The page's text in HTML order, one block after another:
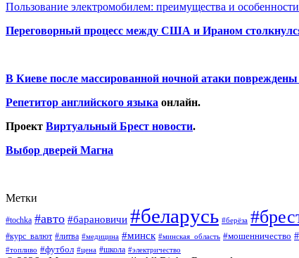
Пользование электромобилем: преимущества и особенности
Переговорный процесс между США и Ираном
В Киеве после массированной ночной атаки
Репетитор английского языка онлайн.
Проект Виртуальный Брест новости.
Выбор дверей Магна
Метки
#tochka #авто #барановичи #беларусь #берёза
#курс_валют #литва #медицина #минск #минская_область #мошенничество
#топливо #футбол #цена #школа #электричество